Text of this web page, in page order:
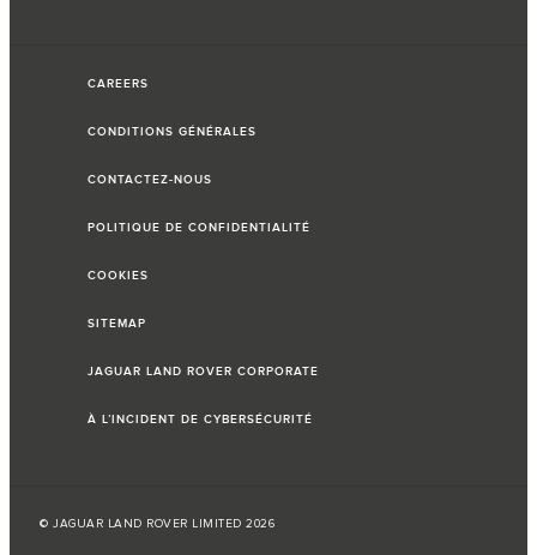
CAREERS
CONDITIONS GÉNÉRALES
CONTACTEZ-NOUS
POLITIQUE DE CONFIDENTIALITÉ
COOKIES
SITEMAP
JAGUAR LAND ROVER CORPORATE
À L’INCIDENT DE CYBERSÉCURITÉ
© JAGUAR LAND ROVER LIMITED 2026